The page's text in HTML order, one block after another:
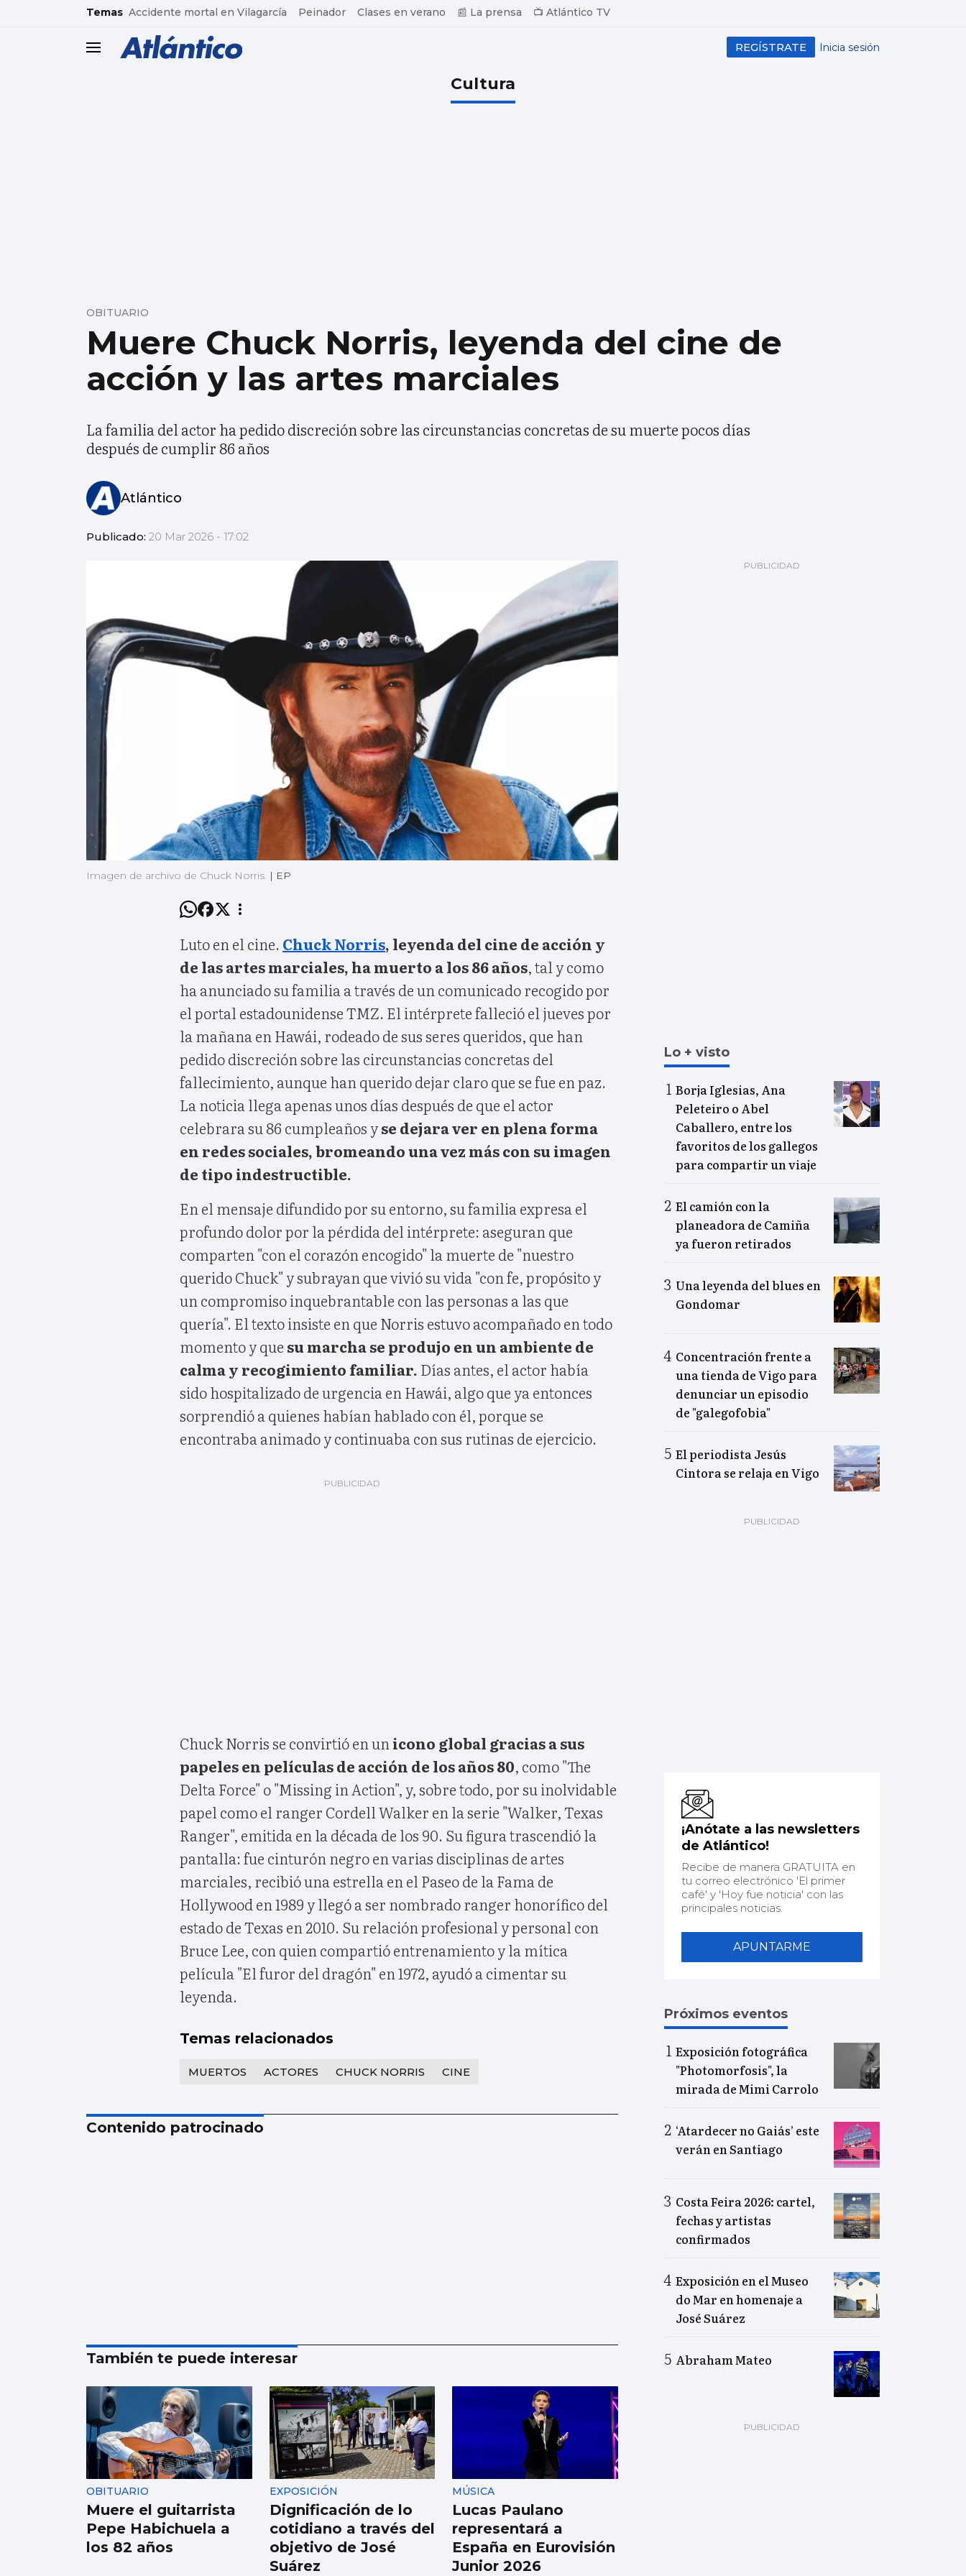
common.go-to-content
Temas Accidente mortal en Vilagarcía Peinador Clases en verano 📰 La prensa 📺 Atlántico TV
header.menu.open Inicia sesión
REGÍSTRATE
Cultura
Muere Chuck Norris, leyenda del cine de
acción y las artes marciales
OBITUARIO
La familia del actor ha pedido discreción sobre las circunstancias concretas de su muerte pocos días
después de cumplir 86 años
Atlántico
Publicado: 20 Mar 2026 - 17:02
Imagen de archivo de Chuck Norris. | EP
Luto en el cine. Chuck Norris, leyenda del cine de acción y
de las artes marciales, ha muerto a los 86 años, tal y como
ha anunciado su familia a través de un comunicado recogido por
el portal estadounidense TMZ. El intérprete falleció el jueves por
la mañana en Hawái, rodeado de sus seres queridos, que han
pedido discreción sobre las circunstancias concretas del
fallecimiento, aunque han querido dejar claro que se fue en paz.
La noticia llega apenas unos días después de que el actor
celebrara su 86 cumpleaños yse dejara ver en plena forma
en redes sociales, bromeando una vez más con su imagen
de tipo indestructible.
En el mensaje difundido por su entorno, su familia expresa el
profundo dolor por la pérdida del intérprete: aseguran que
comparten "con el corazón encogido" la muerte de "nuestro
querido Chuck" y subrayan que vivió su vida "con fe, propósito y
un compromiso inquebrantable con las personas a las que
quería". El texto insiste en que Norris estuvo acompañado en todo
momento y que su marcha se produjo en un ambiente de
calma y recogimiento familiar. Días antes, el actor había
sido hospitalizado de urgencia en Hawái, algo que ya entonces
sorprendió a quienes habían hablado con él, porque se
encontraba animado y continuaba con sus rutinas de ejercicio.
Chuck Norris se convirtió en un icono global gracias a sus
papeles en películas de acción de los años 80, como "The
Delta Force" o "Missing in Action", y, sobre todo, por su inolvidable
papel como el ranger Cordell Walker en la serie "Walker, Texas
Ranger", emitida en la década de los 90. Su figura trascendió la
pantalla: fue cinturón negro en varias disciplinas de artes
marciales, recibió una estrella en el Paseo de la Fama de
Hollywood en 1989 y llegó a ser nombrado ranger honorífico del
estado de Texas en 2010. Su relación profesional y personal con
Bruce Lee, con quien compartió entrenamiento y la mítica
película "El furor del dragón" en 1972, ayudó a cimentar su
leyenda.
Temas relacionados
MUERTOS ACTORES CHUCK NORRIS CINE
Contenido patrocinado
También te puede interesar
OBITUARIO
Muere el guitarrista
Pepe Habichuela a
los 82 años
EXPOSICIÓN
Dignificación de lo
cotidiano a través del
objetivo de José
Suárez
MÚSICA
Lucas Paulano
representará a
España en Eurovisión
Junior 2026
Lo + visto
Borja Iglesias, Ana
Peleteiro o Abel
Caballero, entre los
favoritos de los gallegos
para compartir un viaje
El camión con la
planeadora de Camiña
ya fueron retirados
Una leyenda del blues en
Gondomar
Concentración frente a
una tienda de Vigo para
denunciar un episodio
de "galegofobia"
El periodista Jesús
Cintora se relaja en Vigo
¡Anótate a las newsletters
de Atlántico!
Recibe de manera GRATUITA en
tu correo electrónico 'El primer
café' y 'Hoy fue noticia' con las
principales noticias.
APUNTARME
Próximos eventos
Exposición fotográfica
"Photomorfosis", la
mirada de Mimi Carrolo
‘Atardecer no Gaiás’ este
verán en Santiago
Costa Feira 2026: cartel,
fechas y artistas
confirmados
Exposición en el Museo
do Mar en homenaje a
José Suárez
Abraham Mateo